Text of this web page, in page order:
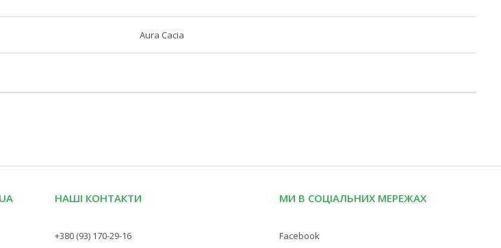
Aura Cacia
НАШІ КОНТАКТИ
+380 (93) 170-29-16
МИ В СОЦІАЛЬНИХ МЕРЕЖАХ
Facebook